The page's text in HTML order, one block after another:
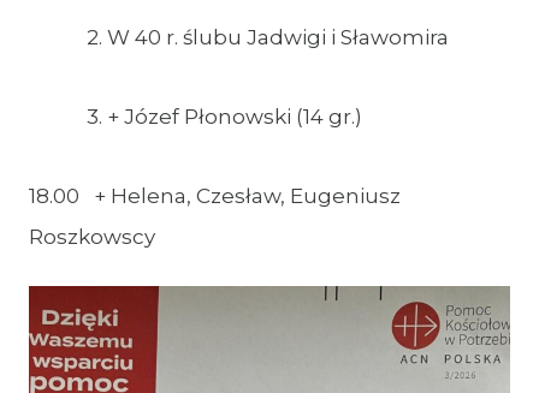
2. W 40 r. ślubu Jadwigi i Sławomira
3. + Józef Płonowski (14 gr.)
18.00 + Helena, Czesław, Eugeniusz
Roszkowscy